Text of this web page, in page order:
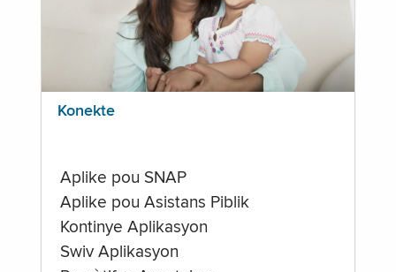
Konekte
Aplike pou SNAP
Aplike pou Asistans Piblik
Kontinye Aplikasyon
Swiv Aplikasyon